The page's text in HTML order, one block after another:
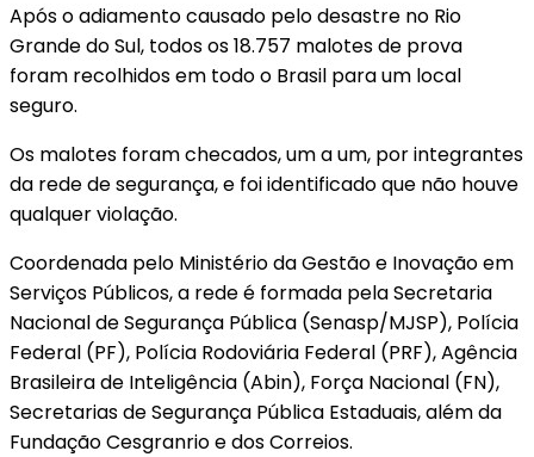
Após o adiamento causado pelo desastre no Rio
Grande do Sul, todos os 18.757 malotes de prova
foram recolhidos em todo o Brasil para um local
seguro.
Os malotes foram checados, um a um, por integrantes
da rede de segurança, e foi identificado que não houve
qualquer violação.
Coordenada pelo Ministério da Gestão e Inovação em
Serviços Públicos, a rede é formada pela Secretaria
Nacional de Segurança Pública (Senasp/MJSP), Polícia
Federal (PF), Polícia Rodoviária Federal (PRF), Agência
Brasileira de Inteligência (Abin), Força Nacional (FN),
Secretarias de Segurança Pública Estaduais, além da
Fundação Cesgranrio e dos Correios.